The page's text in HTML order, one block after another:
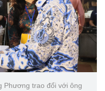
Phương trao đổi với ông